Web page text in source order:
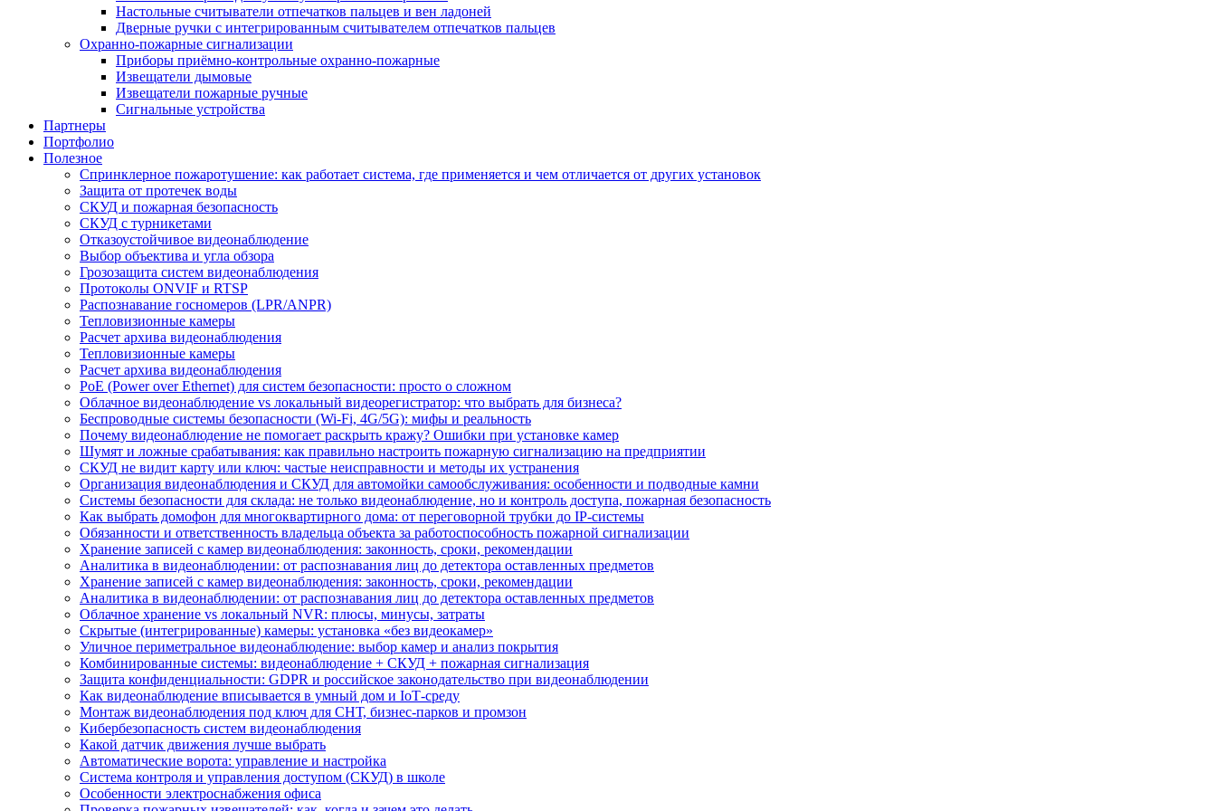
Настольные считыватели отпечатков пальцев и вен ладоней
Дверные ручки с интегрированным считывателем отпечатков пальцев
Охранно-пожарные сигнализации
Приборы приёмно-контрольные охранно-пожарные
Извещатели дымовые
Извещатели пожарные ручные
Сигнальные устройства
Партнеры
Портфолио
Полезное
Спринклерное пожаротушение: как работает система, где применяется и чем отличается от других установок
Защита от протечек воды
СКУД и пожарная безопасность
СКУД с турникетами
Отказоустойчивое видеонаблюдение
Выбор объектива и угла обзора
Грозозащита систем видеонаблюдения
Протоколы ONVIF и RTSP
Распознавание госномеров (LPR/ANPR)
Тепловизионные камеры
Расчет архива видеонаблюдения
Тепловизионные камеры
Расчет архива видеонаблюдения
PoE (Power over Ethernet) для систем безопасности: просто о сложном
Облачное видеонаблюдение vs локальный видеорегистратор: что выбрать для бизнеса?
Беспроводные системы безопасности (Wi-Fi, 4G/5G): мифы и реальность
Почему видеонаблюдение не помогает раскрыть кражу? Ошибки при установке камер
Шумят и ложные срабатывания: как правильно настроить пожарную сигнализацию на предприятии
СКУД не видит карту или ключ: частые неисправности и методы их устранения
Организация видеонаблюдения и СКУД для автомойки самообслуживания: особенности и подводные камни
Системы безопасности для склада: не только видеонаблюдение, но и контроль доступа, пожарная безопасность
Как выбрать домофон для многоквартирного дома: от переговорной трубки до IP-системы
Обязанности и ответственность владельца объекта за работоспособность пожарной сигнализации
Хранение записей с камер видеонаблюдения: законность, сроки, рекомендации
Аналитика в видеонаблюдении: от распознавания лиц до детектора оставленных предметов
Хранение записей с камер видеонаблюдения: законность, сроки, рекомендации
Аналитика в видеонаблюдении: от распознавания лиц до детектора оставленных предметов
Облачное хранение vs локальный NVR: плюсы, минусы, затраты
Скрытые (интегрированные) камеры: установка «без видеокамер»
Уличное периметральное видеонаблюдение: выбор камер и анализ покрытия
Комбинированные системы: видеонаблюдение + СКУД + пожарная сигнализация
Защита конфиденциальности: GDPR и российское законодательство при видеонаблюдении
Как видеонаблюдение вписывается в умный дом и IoT‑среду
Монтаж видеонаблюдения под ключ для СНТ, бизнес‑парков и промзон
Кибербезопасность систем видеонаблюдения
Какой датчик движения лучше выбрать
Автоматические ворота: управление и настройка
Система контроля и управления доступом (СКУД) в школе
Особенности электроснабжения офиса